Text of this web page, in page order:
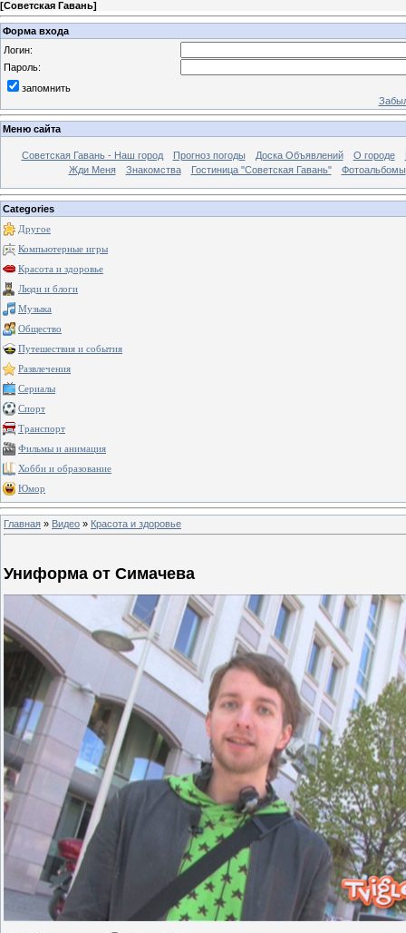
[Советская Гавань]
Форма входа
Логин:
Пароль:
запомнить
Меню сайта
Советская Гавань - Наш город Прогноз погоды Доска Объявлений О городе
Жди Меня
Знакомства Гостиница "Советская Гавань" Фотоальбомы
Categories
Другое
Компьютерные игры
Красота и здоровье
Люди и блоги
Музыка
Общество
Путешествия и события
Развлечения
Сериалы
Спорт
Транспорт
Фильмы и анимация
Хобби и образование
Юмор
Главная » Видео » Красота и здоровье
Униформа от Симачева